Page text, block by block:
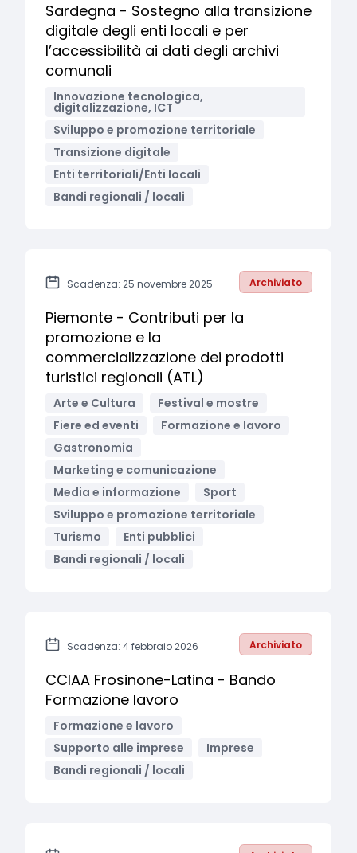
Sardegna - Sostegno alla transizione
digitale degli enti locali e per
l’accessibilità ai dati degli archivi
comunali
Innovazione tecnologica,
digitalizzazione, ICT
Sviluppo e promozione territoriale
Transizione digitale
Enti territoriali/Enti locali
Bandi regionali / locali
Scadenza: 25 novembre 2025 Archiviato
Piemonte - Contributi per la
promozione e la
commercializzazione dei prodotti
turistici regionali (ATL)
Arte e Cultura
Festival e mostre
Fiere ed eventi
Formazione e lavoro
Gastronomia
Marketing e comunicazione
Media e informazione
Sport
Sviluppo e promozione territoriale
Turismo
Enti pubblici
Bandi regionali / locali
Scadenza: 4 febbraio 2026 Archiviato
CCIAA Frosinone-Latina - Bando
Formazione lavoro
Formazione e lavoro
Supporto alle imprese
Imprese
Bandi regionali / locali